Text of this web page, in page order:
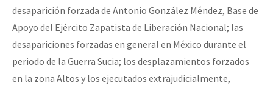
desaparición forzada de Antonio González Méndez, Base de
Apoyo del Ejército Zapatista de Liberación Nacional; las
desapariciones forzadas en general en México durante el
periodo de la Guerra Sucia; los desplazamientos forzados
en la zona Altos y los ejecutados extrajudicialmente,